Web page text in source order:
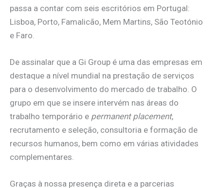
passa a contar com seis escritórios em Portugal:
Lisboa, Porto, Famalicão, Mem Martins, São Teotónio
e Faro.
De assinalar que a Gi Group é uma das empresas em
destaque a nível mundial na prestação de serviços
para o desenvolvimento do mercado de trabalho. O
grupo em que se insere intervém nas áreas do
trabalho temporário e permanent placement,
recrutamento e seleção, consultoria e formação de
recursos humanos, bem como em várias atividades
complementares.
Graças à nossa presença direta e a parcerias